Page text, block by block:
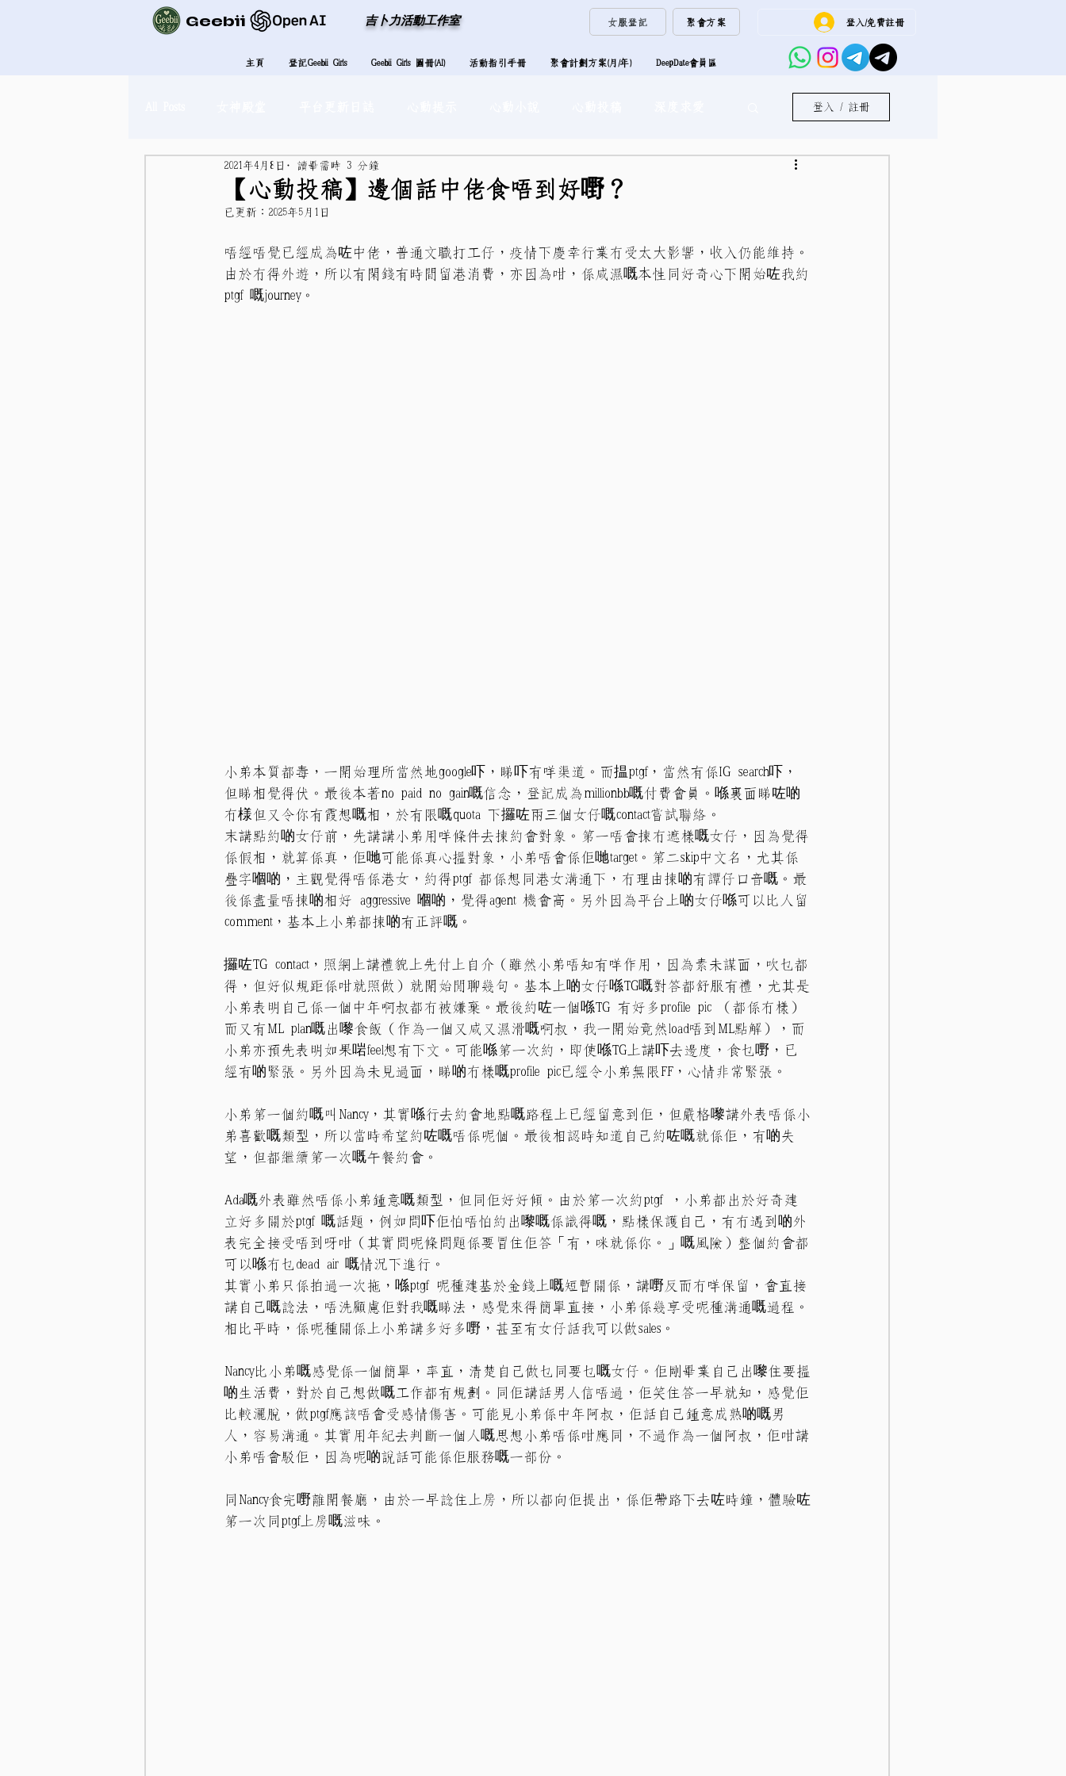
Geebii ​吉卜力活動工作室 女服登記 聚會方案 登入/免費註冊
主頁 登記Geebii Girls Geebii Girls 圖冊(AI) 活動指引手冊 聚會計劃方案(月/年) DeepDate會員區
登入 / 註冊
【心動投稿】邊個話中佬食唔到好嘢？
2021年4月8日 讀畢需時 3 分鐘
已更新： 2025年5月1日
唔經唔覺已經成為咗中佬，普通文職打工仔，疫情下慶幸行業冇受太大影響，收入仍能維持。
由於冇得外遊，所以有閑錢有時間留港消費，亦因為咁，係咸濕嘅本性同好奇心下開始咗我約
ptgf 嘅journey。
小弟本質都毒，一開始理所當然地google吓，睇吓有咩渠道。而揾ptgf，當然有係IG search吓，
但睇相覺得伏。最後本著no paid no gain嘅信念，登記成為millionbb嘅付費會員。喺裏面睇咗啲
冇様但又令你有霞想嘅相，於有限嘅quota 下攞咗兩三個女仔嘅contact嘗試聯絡。
末講點約啲女仔前，先講講小弟用咩條件去揀約會對象。第一唔會揀冇遮樣嘅女仔，因為覺得
係假相，就算係真，佢哋可能係真心搵對象，小弟唔會係佢哋target。第二skip中文名，尤其係
疊字嗰啲，主觀覺得唔係港女，約得ptgf 都係想同港女溝通下，冇理由揀啲有譚仔口音嘅。最
後係盡量唔揀啲相好 aggressive 嗰啲，覺得agent 機會高。另外因為平台上啲女仔喺可以比人留
comment，基本上小弟都揀啲有正評嘅。
攞咗TG contact，照網上講禮貌上先付上自介（雖然小弟唔知有咩作用，因為素未謀面，吹乜都
得，但好似規距係咁就照做）就開始閒聊幾句。基本上啲女仔喺TG嘅對答都舒服有禮，尤其是
小弟表明自己係一個中年啊叔都冇被嫌棄。最後約咗一個喺TG 有好多profile pic （都係冇樣）
而又有ML plan嘅出嚟食飯（作為一個又咸又濕滑嘅啊叔，我一開始竟然load唔到ML點解），而
小弟亦預先表明如果啱feel想有下文。可能喺第一次約，即使喺TG上講吓去邊度，食乜嘢，已
經有啲緊張。另外因為未見過面，睇啲冇樣嘅profile pic已經令小弟無限FF，心情非常緊張。
小弟第一個約嘅叫Nancy，其實喺行去約會地點嘅路程上已經留意到佢，但嚴格嚟講外表唔係小
弟喜歡嘅類型，所以當時希望約咗嘅唔係呢個。最後相認時知道自己約咗嘅就係佢，有啲失
望，但都繼續第一次嘅午餐約會。
Ada嘅外表雖然唔係小弟鍾意嘅類型，但同佢好好傾。由於第一次約ptgf ，小弟都出於好奇建
立好多關於ptgf 嘅話題，例如問吓佢怕唔怕約出嚟嘅係識得嘅，點樣保護自己，有冇遇到啲外
表完全接受唔到呀咁（其實問呢條問題係要冒住佢答「有，咪就係你。」嘅風險）整個約會都
可以喺冇乜dead air 嘅情況下進行。
其實小弟只係拍過一次拖，喺ptgf 呢種建基於金錢上嘅短暫關係，講嘢反而冇咩保留，會直接
講自己嘅諗法，唔洗顧慮佢對我嘅睇法，感覺來得簡單直接，小弟係幾享受呢種溝通嘅過程。
相比平時，係呢種關係上小弟講多好多嘢，甚至有女仔話我可以做sales。
Nancy比小弟嘅感覺係一個簡單，率直，清楚自己做乜同要乜嘅女仔。佢剛畢業自己出嚟住要搵
啲生活費，對於自己想做嘅工作都有規劃。同佢講話男人信唔過，佢笑住答一早就知，感覺佢
比較灑脫，做ptgf應該唔會受感情傷害。可能見小弟係中年阿叔，佢話自己鍾意成熟啲嘅男
人，容易溝通。其實用年紀去判斷一個人嘅思想小弟唔係咁應同，不過作為一個阿叔，佢咁講
小弟唔會駁佢，因為呢啲說話可能係佢服務嘅一部份。
同Nancy食完嘢離開餐廳，由於一早諗住上房，所以都向佢提出，係佢帶路下去咗時鐘，體驗咗
第一次同ptgf上房嘅滋味。